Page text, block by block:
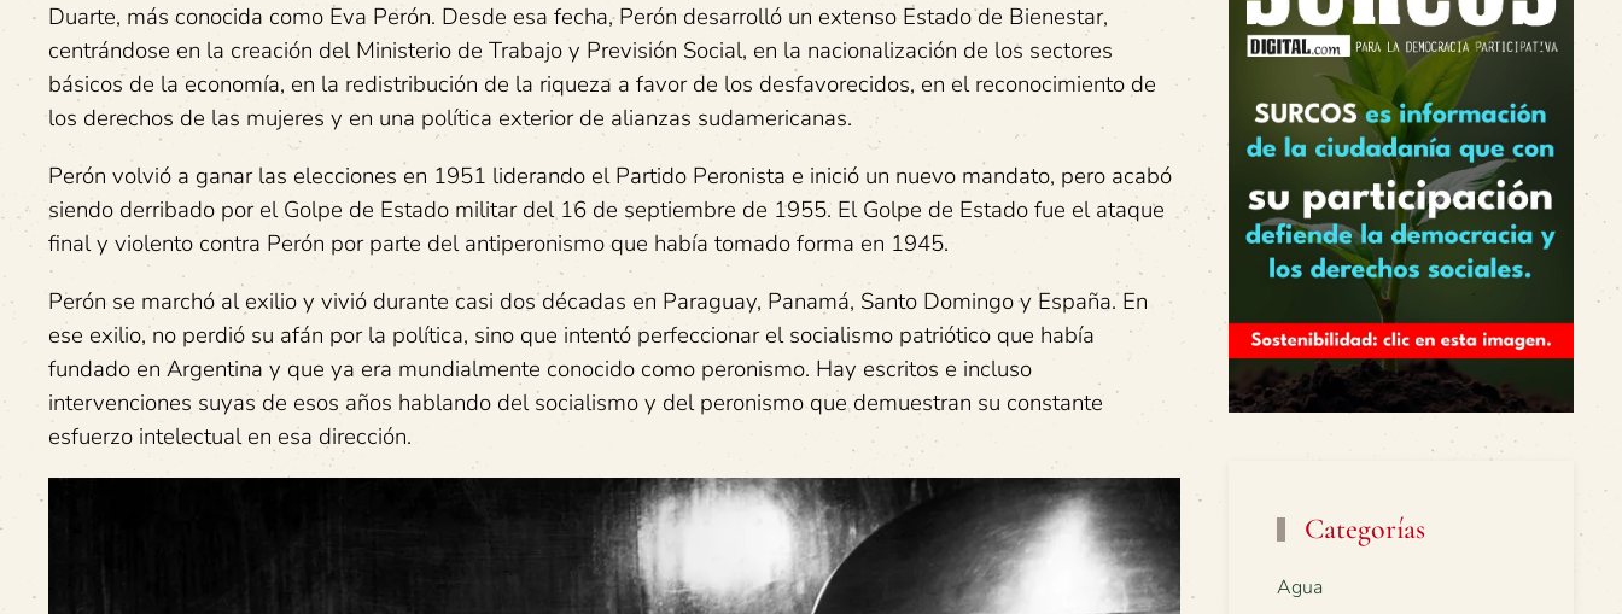
Duarte, más conocida como Eva Perón. Desde esa fecha, Perón desarrolló un extenso Estado de Bienestar,
centrándose en la creación del Ministerio de Trabajo y Previsión Social, en la nacionalización de los sectores
básicos de la economía, en la redistribución de la riqueza a favor de los desfavorecidos, en el reconocimiento de
los derechos de las mujeres y en una política exterior de alianzas sudamericanas.
Perón volvió a ganar las elecciones en 1951 liderando el Partido Peronista e inició un nuevo mandato, pero acabó
siendo derribado por el Golpe de Estado militar del 16 de septiembre de 1955. El Golpe de Estado fue el ataque
final y violento contra Perón por parte del antiperonismo que había tomado forma en 1945.
Perón se marchó al exilio y vivió durante casi dos décadas en Paraguay, Panamá, Santo Domingo y España. En
ese exilio, no perdió su afán por la política, sino que intentó perfeccionar el socialismo patriótico que había
fundado en Argentina y que ya era mundialmente conocido como peronismo. Hay escritos e incluso
intervenciones suyas de esos años hablando del socialismo y del peronismo que demuestran su constante
esfuerzo intelectual en esa dirección.
Categorías
Agua